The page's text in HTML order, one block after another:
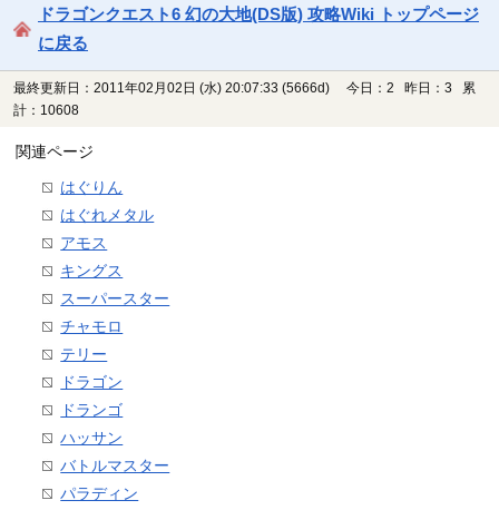
ドラゴンクエスト6 幻の大地(DS版) 攻略Wiki トップページ
に戻る
最終更新日：2011年02月02日 (水) 20:07:33 (5666d)
今日：2 昨日：3 累
計：10608
関連ページ
はぐりん
はぐれメタル
アモス
キングス
スーパースター
チャモロ
テリー
ドラゴン
ドランゴ
ハッサン
バトルマスター
パラディン